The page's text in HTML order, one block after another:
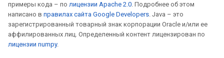
примеры кода – по лицензии Apache 2.0. Подробнее об этом
написано в правилах сайта Google Developers. Java – это
зарегистрированный товарный знак корпорации Oracle и/или ее
аффилированных лиц. Определенный контент лицензирован по
лицензии numpy.